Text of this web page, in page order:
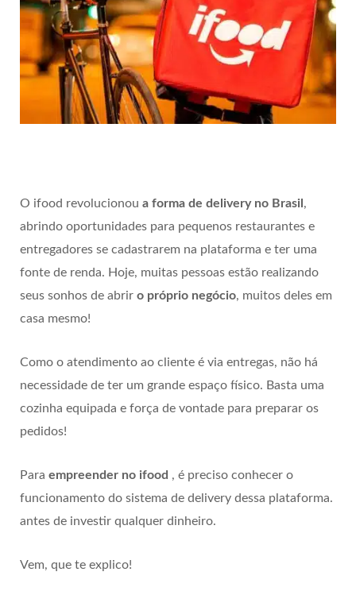
O ifood revolucionou a forma de delivery no Brasil ,
abrindo oportunidades para pequenos restaurantes e
entregadores se cadastrarem na plataforma e ter uma
fonte de renda. Hoje, muitas pessoas estão realizando
seus sonhos de abrir o próprio negócio, muitos deles em
casa mesmo!
Como o atendimento ao cliente é via entregas, não há
necessidade de ter um grande espaço físico. Basta uma
cozinha equipada e força de vontade para preparar os
pedidos!
Para empreender no ifood , é preciso conhecer o
funcionamento do sistema de delivery dessa plataforma.
antes de investir qualquer dinheiro.
Vem, que te explico!